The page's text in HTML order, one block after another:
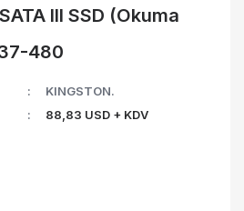
III SSD (Okuma
480
KINGSTON.
88,83 USD + KDV